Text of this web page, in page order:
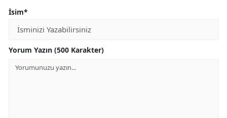
İsim*
Yorum Yazın (500 Karakter)